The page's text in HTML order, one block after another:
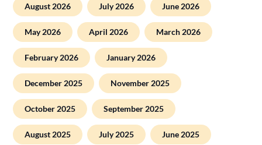
August 2026 July 2026 June 2026
May 2026 April 2026 March 2026
February 2026 January 2026
December 2025 November 2025
October 2025 September 2025
August 2025 July 2025 June 2025